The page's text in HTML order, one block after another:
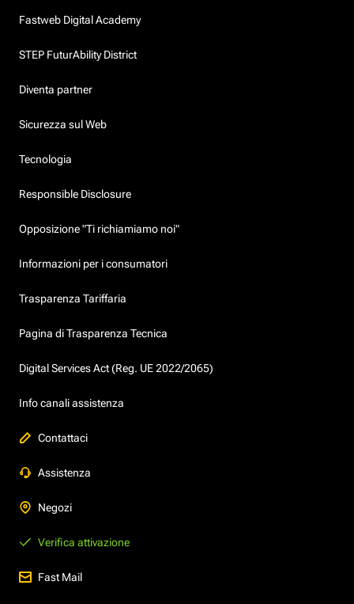
Fastweb Digital Academy
STEP FuturAbility District
Diventa partner
Sicurezza sul Web
Tecnologia
Responsible Disclosure
Opposizione "Ti richiamiamo noi"
Informazioni per i consumatori
Trasparenza Tariffaria
Pagina di Trasparenza Tecnica
Digital Services Act (Reg. UE 2022/2065)
Info canali assistenza
Contattaci
Assistenza
Negozi
Verifica attivazione
Fast Mail